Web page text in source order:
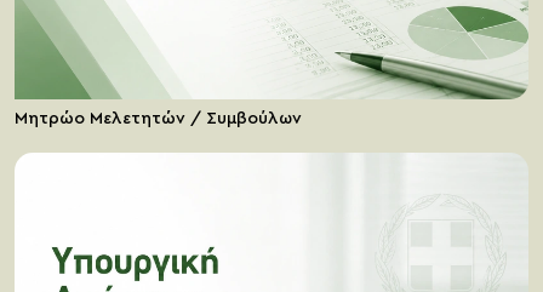
Μητρώο Μελετητών / Συμβούλων